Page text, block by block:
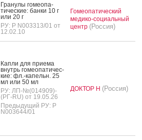
Гра­нулы го­ме­опа­
тичес­кие: бан­ки 10 г
или 20 г
РУ: Р N003313/01 от
12.02.10
Гомеопатический
медико-социальный
центр (Россия)
Кап­ли для при­ема
внутрь го­ме­опа­тичес­
кие: фл.-ка­пельн. 25
мл или 50 мл
РУ: ЛП-№(014909)-
(РГ-RU) от 19.05.26
Предыдущий РУ: Р
N003644/01
ДОКТОР Н (Россия)